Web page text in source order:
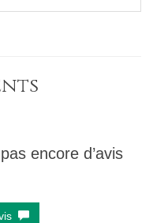
encore d’avis